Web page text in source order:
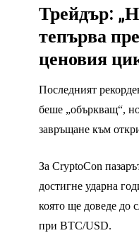
Трейдър:
тепърва
ценовия
Последният
беше „объркващ“,
завръщане към
За CryptoCon
достигне ударна
която ще доведе до
при BTC/USD.